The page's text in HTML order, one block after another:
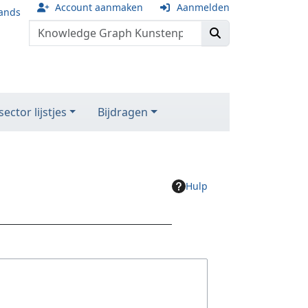
Account aanmaken Aanmelden
lijstjes Bijdragen
Hulp